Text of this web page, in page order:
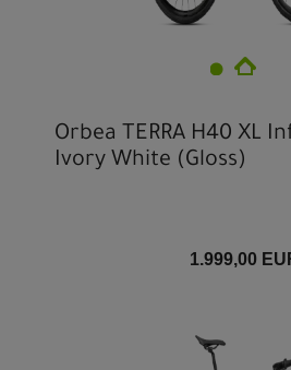
Orbea TERRA H40 XL
Ivory White (Gloss)
1.999,00